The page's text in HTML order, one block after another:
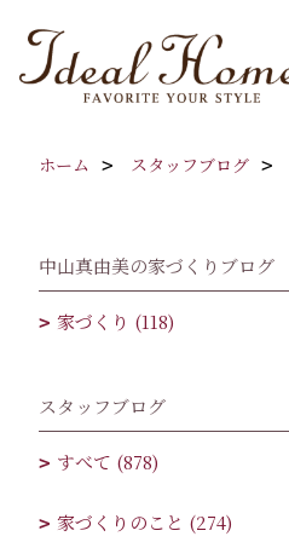
ホーム スタッフブログ
中山真由美の家づくりブログ
家づくり (118)
スタッフブログ
すべて (878)
家づくりのこと (274)